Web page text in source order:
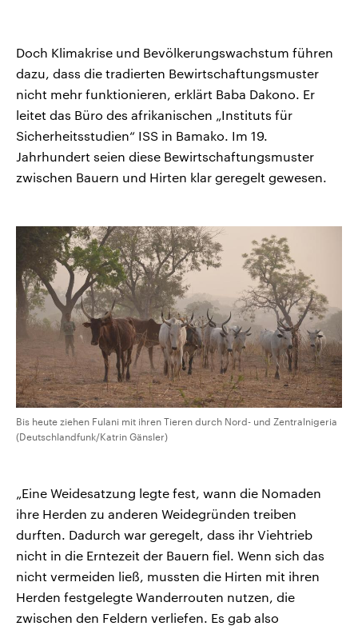
Doch Klimakrise und Bevölkerungswachstum führen
dazu, dass die tradierten Bewirtschaftungsmuster
nicht mehr funktionieren, erklärt Baba Dakono. Er
leitet das Büro des afrikanischen „Instituts für
Sicherheitsstudien“ ISS in Bamako. Im 19.
Jahrhundert seien diese Bewirtschaftungsmuster
zwischen Bauern und Hirten klar geregelt gewesen.
Bis heute ziehen Fulani mit ihren Tieren durch Nord- und Zentralnigeria
(Deutschlandfunk/Katrin Gänsler)
„Eine Weidesatzung legte fest, wann die Nomaden
ihre Herden zu anderen Weidegründen treiben
durften. Dadurch war geregelt, dass ihr Viehtrieb
nicht in die Erntezeit der Bauern fiel. Wenn sich das
nicht vermeiden ließ, mussten die Hirten mit ihren
Herden festgelegte Wanderrouten nutzen, die
zwischen den Feldern verliefen. Es gab also